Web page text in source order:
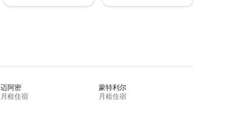
迈阿密
月租住宿
蒙特利尔
月租住宿